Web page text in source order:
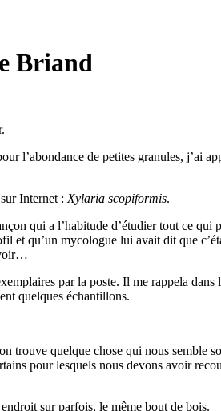
Briand
l’abondance de petites granules, j’ai
Internet : Xylaria scopiformis.
qui a l’habitude d’étudier tout ce
et qu’un mycologue lui avait dit que
par la poste. Il me rappela dans
quelques échantillons.
trouve quelque chose qui nous semble
pour lesquels nous devons avoir
sur parfois, le même bout de bois.